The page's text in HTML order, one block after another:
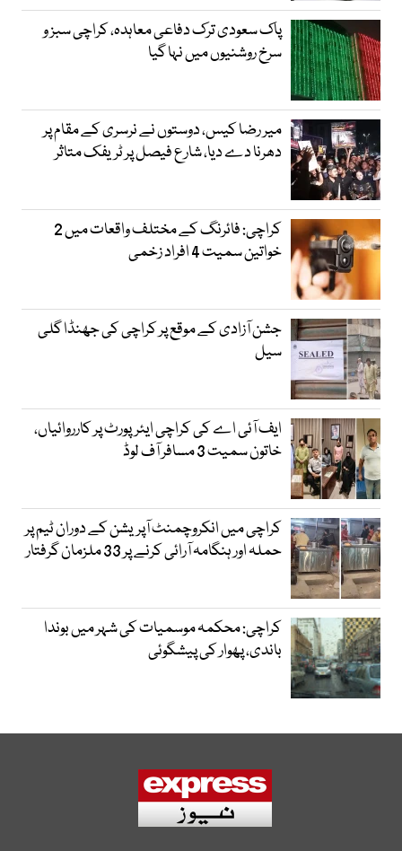
پاک سعودی ترک دفاعی معاہدہ، کراچی سبز و
سرخ روشنیوں میں نہا گیا
میر رضا کیس، دوستوں نے نرسری کے مقام پر
دھرنا دے دیا، شارع فیصل پر ٹریفک متاثر
کراچی: فائرنگ کے مختلف واقعات میں 2
خواتین سمیت 4 افراد زخمی
جشن آزادی کے موقع پر کراچی کی جھنڈا گلی
سیل
ایف آئی اے کی کراچی ایئرپورٹ پر کارروائیاں،
خاتون سمیت 3 مسافر آف لوڈ
کراچی میں انکروچمنٹ آپریشن کے دوران ٹیم پر
حملہ اور ہنگامہ آرائی کرنے پر 33 ملزمان گرفتار
کراچی: محکمہ موسمیات کی شہر میں بوندا
باندی، پھوار کی پیشگوئی